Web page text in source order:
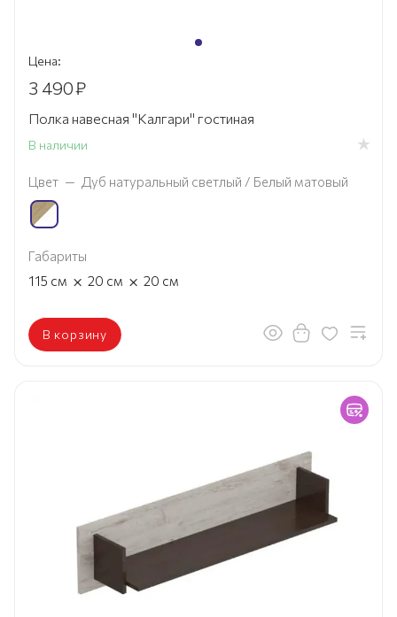
Цена:
3 490₽
Полка навесная "Калгари" гостиная
В наличии
Цвет — Дуб натуральный светлый / Белый матовый
Габариты
115 см × 20 см × 20 см
В корзину